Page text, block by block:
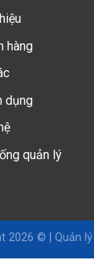
hàng
dụng
quản lý
2026 © | Quản